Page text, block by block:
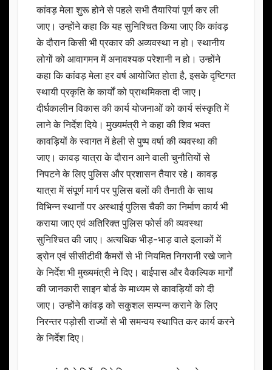
कांवड़ मेला शुरू होने से पहले सभी तैयारियां पूर्ण कर ली
जाए। उन्होंने कहा कि यह सुनिश्चित किया जाए कि कांवड़
के दौरान किसी भी प्रकार की अव्यवस्था न हो। स्थानीय
लोगों को आवागमन में अनावश्यक परेशानी न हो। उन्होंने
कहा कि कांवड़ मेला हर वर्ष आयोजित होता है, इसके दृष्टिगत
स्थायी प्रकृति के कार्यों को प्राथमिकता दी जाए।
दीर्घकालीन विकास की कार्य योजनाओं को कार्य संस्कृति में
लाने के निर्देश दिये। मुख्यमंत्री ने कहा की शिव भक्त
कावड़ियों के स्वागत में हेली से पुष्प वर्षा की व्यवस्था की
जाए। कावड़ यात्रा के दौरान आने वाली चुनौतियों से
निपटने के लिए पुलिस और प्रशासन तैयार रहे। कावड़
यात्रा में संपूर्ण मार्ग पर पुलिस बलों की तैनाती के साथ
विभिन्न स्थानों पर अस्थाई पुलिस चैकी का निर्माण कार्य भी
कराया जाए एवं अतिरिक्त पुलिस फोर्स की व्यवस्था
सुनिश्चित की जाए। अत्यधिक भीड़-भाड़ वाले इलाकों में
ड्रोन एवं सीसीटीवी कैमरों से भी नियमित निगरानी रखे जाने
के निर्देश भी मुख्यमंत्री ने दिए। बाईपास और वैकल्पिक मार्गों
की जानकारी साइन बोर्ड के माध्यम से कावड़ियों को दी
जाए। उन्होंने कांवड़ को सकुशल सम्पन्न कराने के लिए
निरन्तर पड़ोसी राज्यों से भी समन्वय स्थापित कर कार्य करने
के निर्देश दिए।